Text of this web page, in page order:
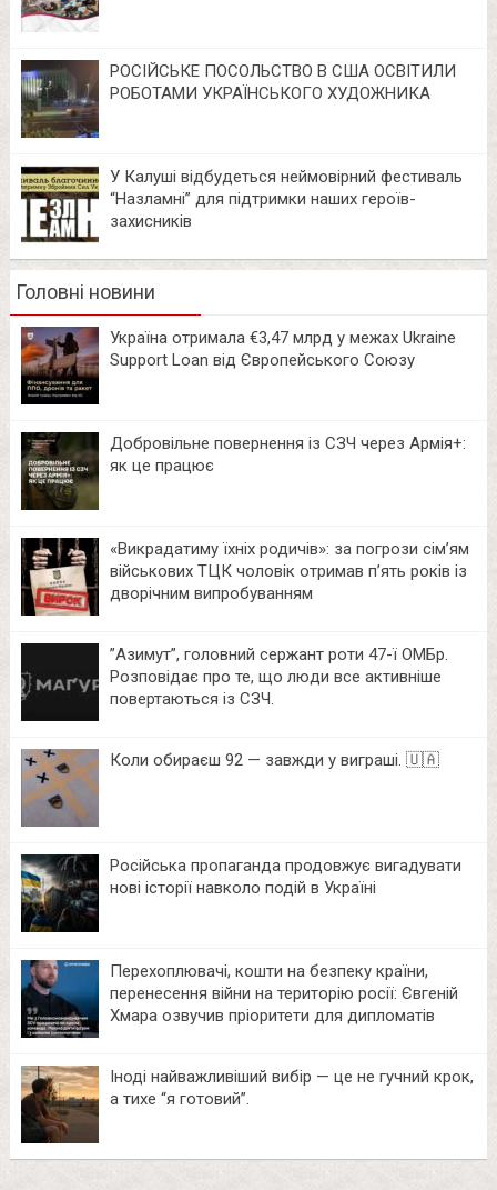
РОСІЙСЬКЕ ПОСОЛЬСТВО В США ОСВІТИЛИ
РОБОТАМИ УКРАЇНСЬКОГО ХУДОЖНИКА
У Калуші відбудеться неймовірний фестиваль
“Назламні” для підтримки наших героїв-
захисників
Головні новини
Україна отримала €3,47 млрд у межах Ukraine
Support Loan від Європейського Союзу
Добровільне повернення із СЗЧ через Армія+:
як це працює
«Викрадатиму їхніх родичів»: за погрози сім’ям
військових ТЦК чоловік отримав п’ять років із
дворічним випробуванням
⁨”Азимут”, головний сержант роти 47-ї ОМБр.
Розповідає про те, що люди все активніше
повертаються із СЗЧ.
Коли обираєш 92 — завжди у виграші. 🇺🇦
Російська пропаганда продовжує вигадувати
нові історії навколо подій в Україні
Перехоплювачі, кошти на безпеку країни,
перенесення війни на територію росії: Євгеній
Хмара озвучив пріоритети для дипломатів
Іноді найважливіший вибір — це не гучний крок,
а тихе “я готовий”.